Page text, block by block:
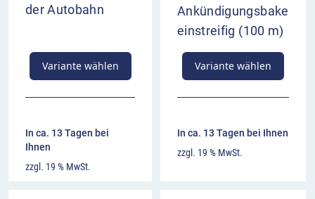
der Autobahn
Variante wählen
In ca. 13 Tagen bei
Ihnen
zzgl. 19 % MwSt.
Ankündigungsbake
einstreifig (100 m)
Variante wählen
In ca. 13 Tagen bei Ihnen
zzgl. 19 % MwSt.